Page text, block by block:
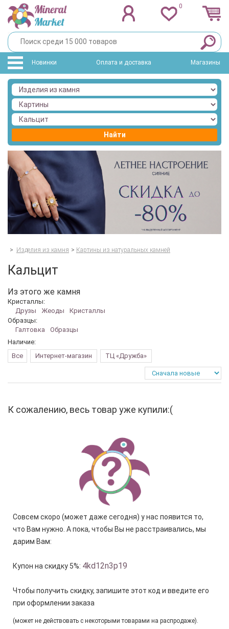
0
Новинки Оплата и доставка Магазины
Найти
> Изделия из камня > Картины из натуральных камней
Кальцит
Из этого же камня
Кристаллы:
Друзы
Жеоды
Кристаллы
Образцы:
Галтовка
Образцы
Наличие:
Все
Интернет-магазин ТЦ «Дружба»
К сожалению, весь товар уже купили:(
Совсем скоро (может даже сегодня) у нас появится то,
что Вам нужно. А пока, чтобы Вы не расстраивались, мы
дарим Вам:
Купон на скидку 5%: 4kd12n3p19
Чтобы получить скидку, запишите этот код и введите его
при оформлении заказа
(может не действовать с некоторыми товарами на распродаже).